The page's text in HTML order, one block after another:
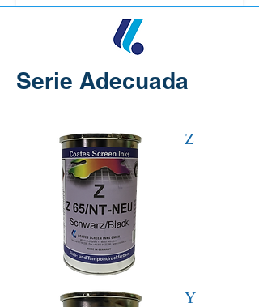
Serie Adecuada
Z
Y